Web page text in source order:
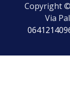
Copyright
Via